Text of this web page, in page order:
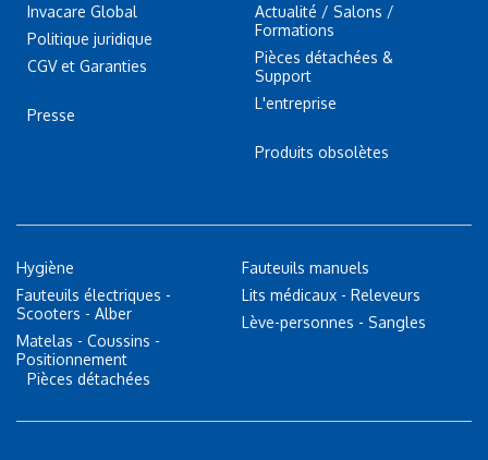
Invacare Global
Politique juridique
CGV et Garanties
Presse
Actualité / Salons /
Formations
Pièces détachées &
Support
L'entreprise
Produits obsolètes
Hygiène
Fauteuils électriques -
Scooters - Alber
Matelas - Coussins -
Positionnement
Fauteuils manuels
Lits médicaux - Releveurs
Lève-personnes - Sangles
Pièces détachées